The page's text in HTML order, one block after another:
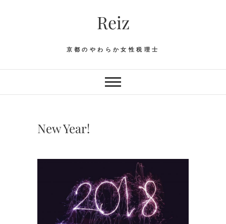
Reiz
京都のやわらか女性税理士
New Year!